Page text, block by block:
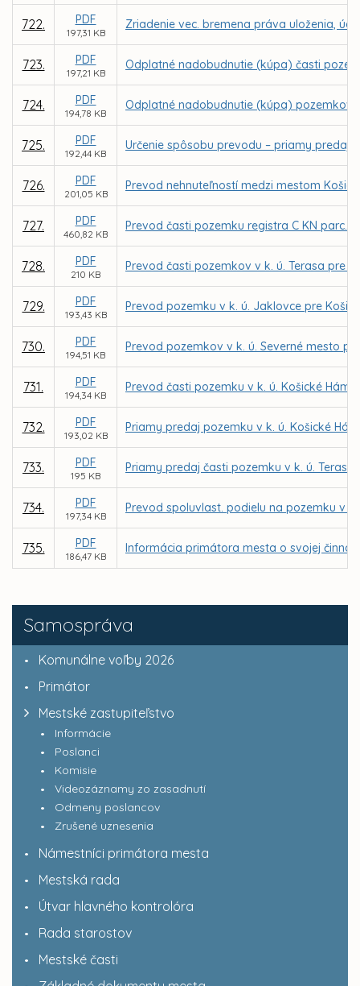
Samospráva
Komunálne voľby 2026
Primátor
Mestské zastupiteľstvo
Informácie
Poslanci
Komisie
Videozáznamy zo zasadnutí
Odmeny poslancov
Zrušené uznesenia
Námestníci primátora mesta
Mestská rada
Útvar hlavného kontrolóra
Rada starostov
Mestské časti
722. PDF
197,31 KB
Zriadenie vec. bremena práva uloženia,
723. PDF
197,21 KB
Odplatné nadobudnutie (kúpa) časti
724. PDF
194,78 KB
Odplatné nadobudnutie (kúpa) pozemkov
725. PDF
192,44 KB
Určenie spôsobu prevodu – priamy predaj
726. PDF
201,05 KB
Prevod nehnuteľností medzi mestom
727. PDF
460,82 KB
Prevod časti pozemku registra C KN parc.
728. PDF
210 KB
Prevod časti pozemkov v k. ú. Terasa pre
729. PDF
193,43 KB
Prevod pozemku v k. ú. Jaklovce pre
730. PDF
194,51 KB
Prevod pozemkov v k. ú. Severné mesto
731. PDF
194,34 KB
Prevod časti pozemku v k. ú. Košické
732. PDF
193,02 KB
Priamy predaj pozemku v k. ú. Košické
733. PDF
195 KB
Priamy predaj časti pozemku v k. ú. Terasa
734. PDF
197,34 KB
Prevod spoluvlast. podielu na pozemku v
735. PDF
186,47 KB
Informácia primátora mesta o svojej